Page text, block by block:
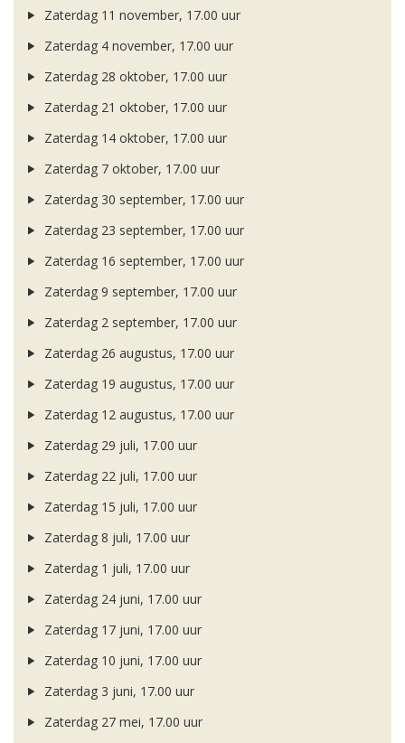
Zaterdag 11 november, 17.00 uur
Zaterdag 4 november, 17.00 uur
Zaterdag 28 oktober, 17.00 uur
Zaterdag 21 oktober, 17.00 uur
Zaterdag 14 oktober, 17.00 uur
Zaterdag 7 oktober, 17.00 uur
Zaterdag 30 september, 17.00 uur
Zaterdag 23 september, 17.00 uur
Zaterdag 16 september, 17.00 uur
Zaterdag 9 september, 17.00 uur
Zaterdag 2 september, 17.00 uur
Zaterdag 26 augustus, 17.00 uur
Zaterdag 19 augustus, 17.00 uur
Zaterdag 12 augustus, 17.00 uur
Zaterdag 29 juli, 17.00 uur
Zaterdag 22 juli, 17.00 uur
Zaterdag 15 juli, 17.00 uur
Zaterdag 8 juli, 17.00 uur
Zaterdag 1 juli, 17.00 uur
Zaterdag 24 juni, 17.00 uur
Zaterdag 17 juni, 17.00 uur
Zaterdag 10 juni, 17.00 uur
Zaterdag 3 juni, 17.00 uur
Zaterdag 27 mei, 17.00 uur